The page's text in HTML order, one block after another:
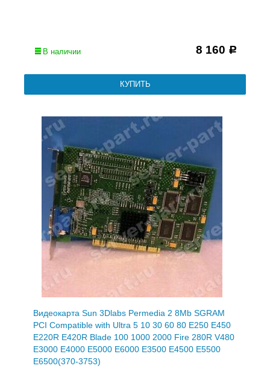
В наличии 8 160 Р
Видеокарта Sun 3Dlabs Permedia 2 8Mb SGRAM
PCI Compatible with Ultra 5 10 30 60 80 E250 E450
E220R E420R Blade 100 1000 2000 Fire 280R V480
E3000 E4000 E5000 E6000 E3500 E4500 E5500
E6500(370-3753)